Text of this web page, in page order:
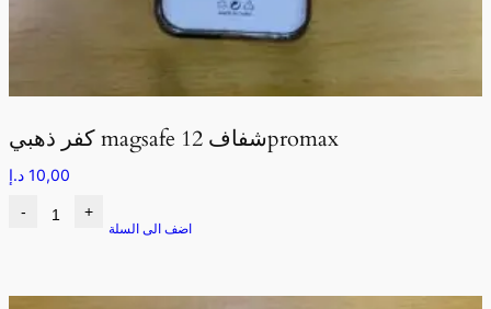
كفر ذهبي magsafe شفاف 12promax
10,00 د.إ
- +
اضف الى السلة